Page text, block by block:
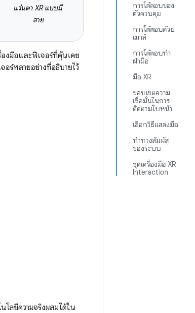
การโต้ตอบของ
ตัวควบคุม
การโต้ตอบด้วย
เมาส์
การโต้ตอบท่า
ฝ่ามือ
มือ XR
ขอบเขตความ
เชื่อมั่นในการ
ติดตามใบหน้า
เลือกวิธีแสดงมือ
ท่าทางสัมผัส
ของระบบ
ชุดเครื่องมือ XR
Interaction
แว่นตา XR แบบมี
สาย
งมือและฟีเจอร์ที่คุ้นเคย
อร์หลายอย่างที่อธิบายไว้
โลยีความจริงผสมได้ใน